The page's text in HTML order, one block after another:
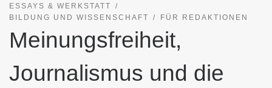
ESSAYS & WERKSTATT
BILDUNG UND WISSENSCHAFT
FÜR REDAKTIONEN
Meinungsfreiheit,
Journalismus und die